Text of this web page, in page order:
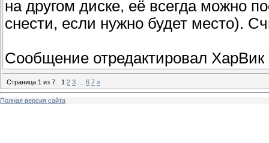
на другом диске, её всегда можно
снести, если нужно будет место).
Сообщение отредактировал ХарВик
Страница 1 из 7 1 2 3 6 7 »
Полная версия сайта